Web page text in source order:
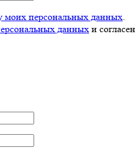
моих персональных данных
данных и